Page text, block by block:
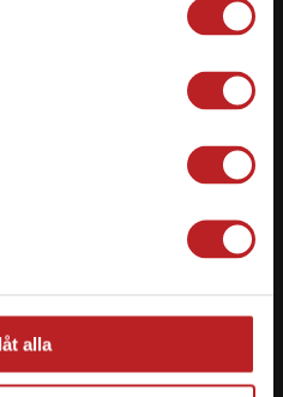
allaDina köp är alltid